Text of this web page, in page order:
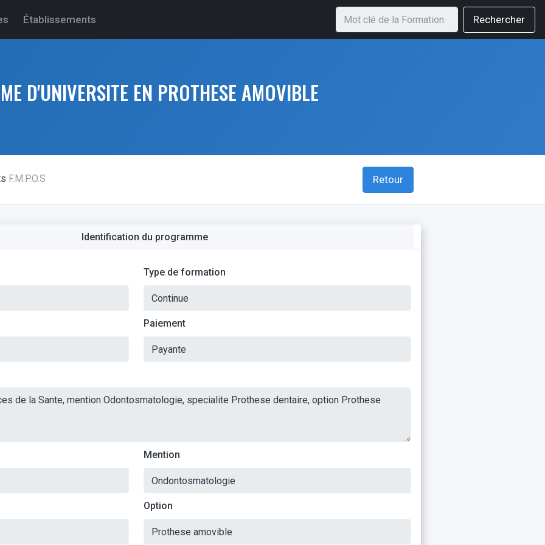
Établissements Rechercher
D'UNIVERSITE EN PROTHESE AMOVIBLE
F.M.P.O.S Retour
Identification du programme
Type de formation
Paiement
Mention
Option